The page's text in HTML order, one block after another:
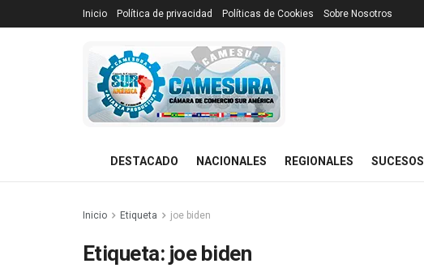
Inicio Política de privacidad Políticas de Cookies Sobre Nosotros
DESTACADO NACIONALES REGIONALES SUCESOS
Inicio Etiqueta joe biden
Etiqueta: joe biden